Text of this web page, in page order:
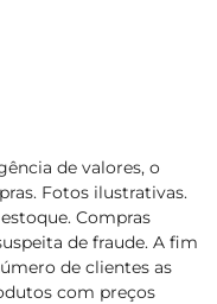
de valores, o
Fotos ilustrativas.
Compras
de fraude. A fim
de clientes as
com preços